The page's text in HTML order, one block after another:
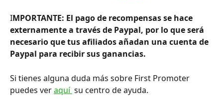
IMPORTANTE: El pago de recompensas se hace
externamente a través de Paypal, por lo que será
necesario que tus afiliados añadan una cuenta de
Paypal para recibir sus ganancias.
Si tienes alguna duda más sobre First Promoter
puedes ver aquí su centro de ayuda.